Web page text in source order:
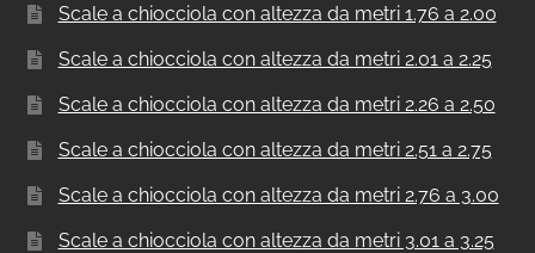
Scale a chiocciola con altezza da metri 1.76 a 2.00
Scale a chiocciola con altezza da metri 2.01 a 2.25
Scale a chiocciola con altezza da metri 2.26 a 2.50
Scale a chiocciola con altezza da metri 2.51 a 2.75
Scale a chiocciola con altezza da metri 2.76 a 3.00
Scale a chiocciola con altezza da metri 3.01 a 3.25